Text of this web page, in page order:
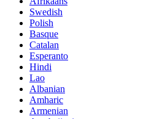
Swedish
Polish
Basque
Catalan
Esperanto
Hindi
Lao
Albanian
Amharic
Armenian